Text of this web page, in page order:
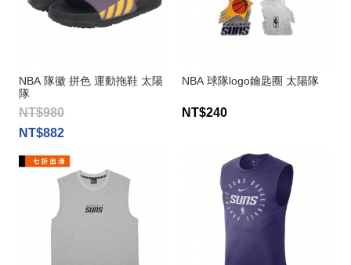
NBA 隊徽 拼色 運動拖鞋 太陽
隊
NT$980
NT$882
NBA 球隊logo鑰匙圈 太陽隊
NT$240